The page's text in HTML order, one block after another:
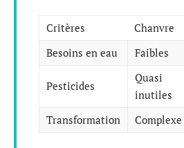
Critères Chanvre
Besoins en eau
Faibles
Pesticides
Quasi
inutiles
Transformation Complexe